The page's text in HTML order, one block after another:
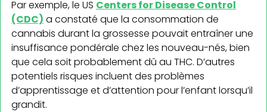
Par exemple, le US Centers for Disease Control
(CDC) a constaté que la consommation de
cannabis durant la grossesse pouvait entraîner une
insuffisance pondérale chez les nouveau-nés, bien
que cela soit probablement dû au THC. D’autres
potentiels risques incluent des problèmes
d’apprentissage et d’attention pour l’enfant lorsqu’il
grandit.